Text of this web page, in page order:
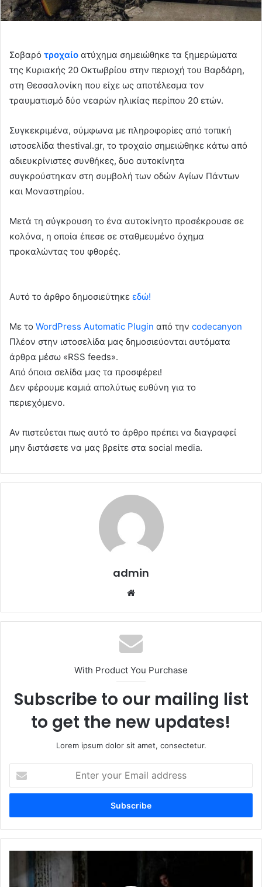
Σοβαρό τροχαίο ατύχημα σημειώθηκε τα ξημερώματα
της Κυριακής 20 Οκτωβρίου στην περιοχή του Βαρδάρη,
στη Θεσσαλονίκη που είχε ως αποτέλεσμα τον
τραυματισμό δύο νεαρών ηλικίας περίπου 20 ετών.
Συγκεκριμένα, σύμφωνα με πληροφορίες από τοπική
ιστοσελίδα thestival.gr, το τροχαίο σημειώθηκε κάτω από
αδιευκρίνιστες συνθήκες, δυο αυτοκίνητα
συγκρούστηκαν στη συμβολή των οδών Αγίων Πάντων
και Μοναστηρίου.
Μετά τη σύγκρουση το ένα αυτοκίνητο προσέκρουσε σε
κολόνα, η οποία έπεσε σε σταθμευμένο όχημα
προκαλώντας του φθορές.
Αυτό το άρθρο δημοσιεύτηκε εδώ!
Με το WordPress Automatic Plugin από την codecanyon
Πλέον στην ιστοσελίδα μας δημοσιεύονται αυτόματα
άρθρα μέσω «RSS feeds».
Από όποια σελίδα μας τα προσφέρει!
Δεν φέρουμε καμιά απολύτως ευθύνη για το
περιεχόμενο.
Αν πιστεύεται πως αυτό το άρθρο πρέπει να διαγραφεί
μην διστάσετε να μας βρείτε στα social media.
admin
With Product You Purchase
Subscribe to our mailing list
to get the new updates!
Lorem ipsum dolor sit amet, consectetur.
your
Email